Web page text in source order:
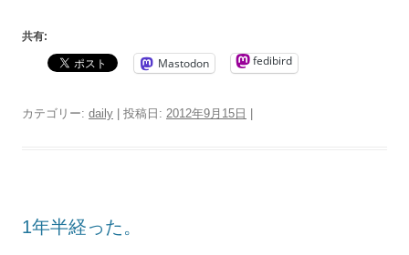
共有:
Mastodon fedibird
カテゴリー: daily | 投稿日: 2012年9月15日 |
1年半経った。